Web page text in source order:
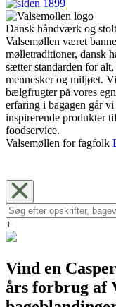
Dansk håndværk og
Valsemøllen været
mølletraditioner, dansk
sætter standarden for
mennesker og miljøet.
bælgfrugter på vores
erfaring i bagagen går
inspirerende produkter
foodservice.
Valsemøllen for fagfolk
+
Vind en
års forbrug af